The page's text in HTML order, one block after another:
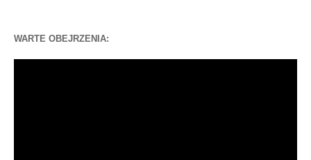
WARTE OBEJRZENIA: